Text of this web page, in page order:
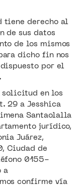
tiene derecho al
de sus datos
de los mismos
dicho fin nos
por el
solicitud en los
29 a Jesshica
Santaolalla
jurídico,
Juárez,
Ciudad de
0155-
a
confirme vía